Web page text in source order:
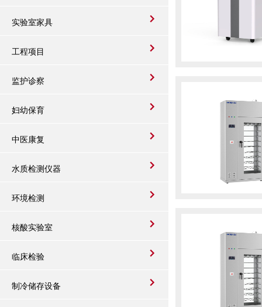
实验室家具
工程项目
监护诊察
妇幼保育
中医康复
水质检测仪器
环境检测
核酸实验室
临床检验
制冷储存设备